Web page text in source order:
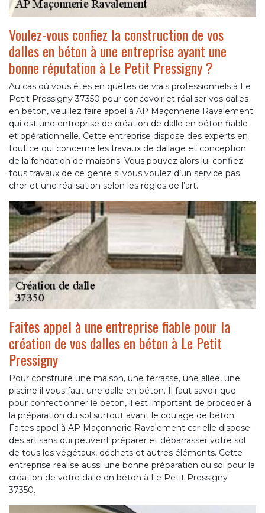
Voulez-vous confiez la construction de vos
dalles en béton à une entreprise ayant une
bonne réputation à Le Petit Pressigny ?
Au cas où vous êtes en quêtes de vrais professionnels à Le
Petit Pressigny 37350 pour concevoir et réaliser vos dalles
en béton, veuillez faire appel à AP Maçonnerie Ravalement
qui est une entreprise de création de dalle en béton fiable
et opérationnelle. Cette entreprise dispose des experts en
tout ce qui concerne les travaux de dallage et conception
de la fondation de maisons. Vous pouvez alors lui confiez
tous travaux de ce genre si vous voulez d’un service pas
cher et une réalisation selon les règles de l’art.
Faites appel à une entreprise fiable pour la
création de vos dalles en béton à Le Petit
Pressigny
Pour construire une maison, une terrasse, une allée, une
piscine il vous faut une dalle en béton. Il faut savoir que
pour confectionner le béton, il est important de procéder à
la préparation du sol surtout avant le coulage de béton.
Faites appel à AP Maçonnerie Ravalement car elle dispose
des artisans qui peuvent préparer et débarrasser votre sol
de tous les végétaux, déchets et autres éléments. Cette
entreprise réalise aussi une bonne préparation du sol pour la
création de votre dalle en béton à Le Petit Pressigny
37350.